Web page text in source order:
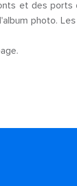
et des ports
photo.